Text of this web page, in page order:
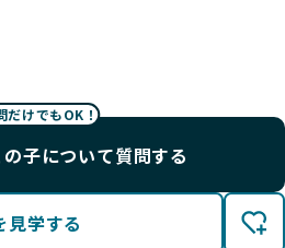
だけでもOK！
の子について質問する
見学する